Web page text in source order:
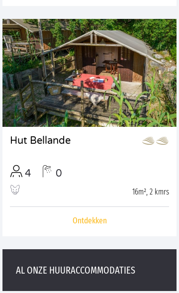
Hut Bellande
4 0
16m², 2 kmrs
Ontdekken
AL ONZE HUURACCOMMODATIES